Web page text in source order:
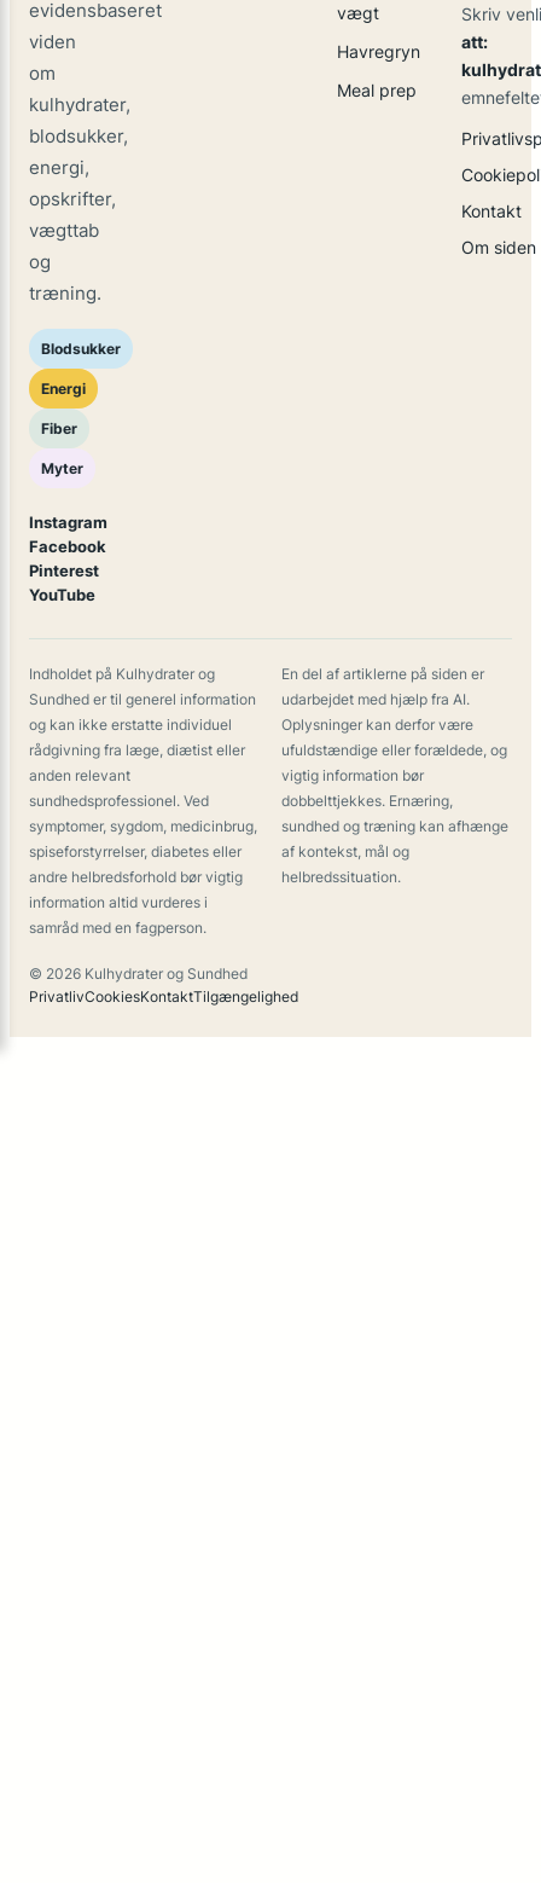
evidensbaseret
viden
om
kulhydrater,
blodsukker,
energi,
opskrifter,
vægttab
og
træning.
Blodsukker
Energi
Fiber
Myter
Instagram
Facebook
Pinterest
YouTube
vægt
Havregryn
Meal prep
Skriv
att:
Kontakt
Om siden
Indholdet på Kulhydrater og
Sundhed er til generel information
og kan ikke erstatte individuel
rådgivning fra læge, diætist eller
anden relevant
sundhedsprofessionel. Ved
symptomer, sygdom, medicinbrug,
spiseforstyrrelser, diabetes eller
andre helbredsforhold bør vigtig
information altid vurderes i
samråd med en fagperson.
En del af artiklerne på siden er
udarbejdet med hjælp fra AI.
Oplysninger kan derfor være
ufuldstændige eller forældede, og
vigtig information bør
dobbelttjekkes. Ernæring,
sundhed og træning kan afhænge
af kontekst, mål og
helbredssituation.
© 2026 Kulhydrater og Sundhed
PrivatlivCookiesKontaktTilgængelighed